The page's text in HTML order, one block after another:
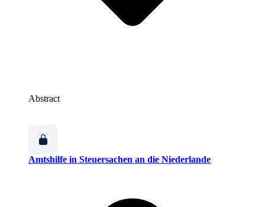
Abstract
Amtshilfe in Steuersachen an die Niederlande